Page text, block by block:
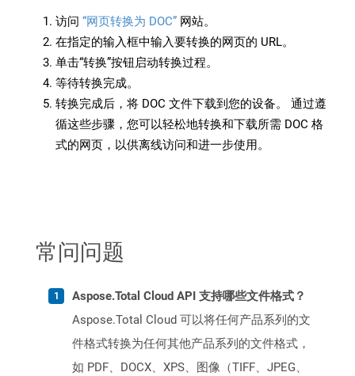
访问 “网页转换为 DOC” 网站。
在指定的输入框中输入要转换的网页的 URL。
单击“转换”按钮启动转换过程。
等待转换完成。
转换完成后，将 DOC 文件下载到您的设备。 通过遵
循这些步骤，您可以轻松地转换和下载所需 DOC 格
式的网页，以供离线访问和进一步使用。
常问问题
Aspose.Total Cloud API 支持哪些文件格式？
Aspose.Total Cloud 可以将任何产品系列的文
件格式转换为任何其他产品系列的文件格式，
如 PDF、DOCX、XPS、图像（TIFF、JPEG、